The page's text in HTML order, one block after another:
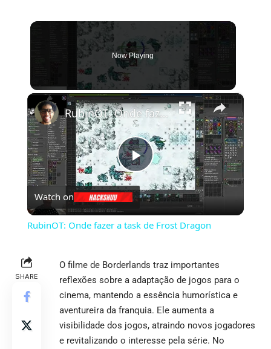
Now Playing
×
Play
Video
RubinOT: Onde fazer a task de Frost Dragon
Watch on
RubinOT: Onde fazer a task de Frost Dragon
SHARE
O filme de Borderlands traz importantes
reflexões sobre a adaptação de jogos para o
cinema, mantendo a essência humorística e
aventureira da franquia. Ele aumenta a
visibilidade dos jogos, atraindo novos jogadores
e revitalizando o interesse pela série. No